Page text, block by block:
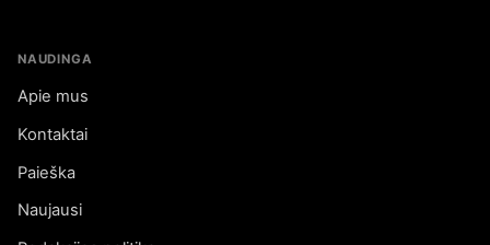
NAUDINGA
Apie mus
Kontaktai
Paieška
Naujausi